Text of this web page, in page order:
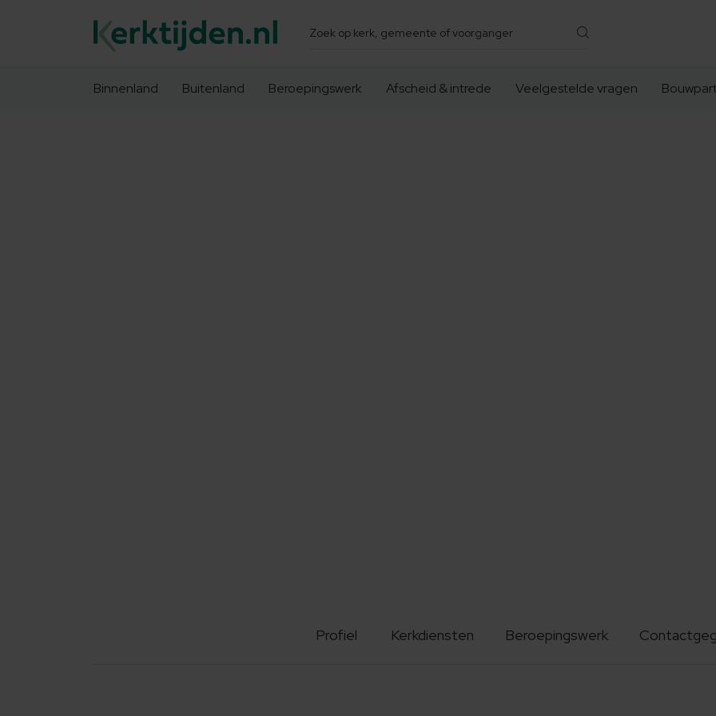
Zoeken
Binnenland Buitenland Beroepingswerk Afscheid & intrede Veelgestelde vragen
Profiel Kerkdiensten Beroepingswerk